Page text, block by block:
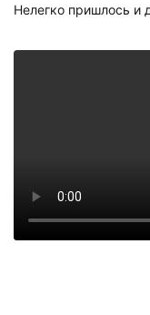
Нелегко пришлось и